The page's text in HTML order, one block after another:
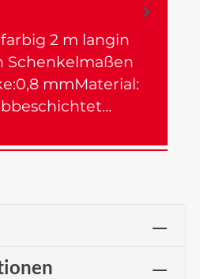
2 m langin
Schenkelmaßen
mmMaterial: